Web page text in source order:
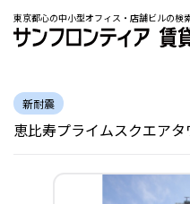
東京都心の中小型オフィス・店舗ビルの検
新耐震
恵比寿プライムスクエアタ